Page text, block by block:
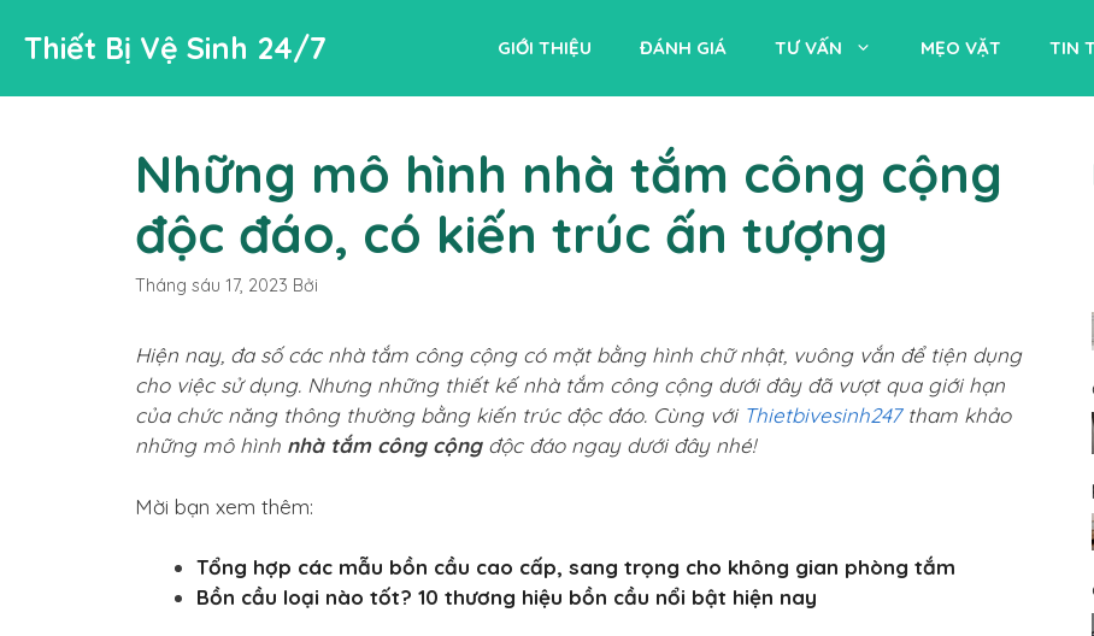
đến
dung
Thiết Bị Vệ Sinh 24/7 GIỚI THIỆU ĐÁNH GIÁ TƯ VẤN MẸO VẶT TIN
Những mô hình nhà tắm công cộng
độc đáo, có kiến trúc ấn tượng
Tháng sáu 17, 2023 Bởi
Hiện nay, đa số các nhà tắm công cộng có mặt bằng hình chữ nhật, vuông vắn để tiện dụng
cho việc sử dụng. Nhưng những thiết kế nhà tắm công cộng dưới đây đã vượt qua giới hạn
của chức năng thông thường bằng kiến trúc độc đáo. Cùng với Thietbivesinh247tham khảo
những mô hình nhà tắm công cộng độc đáo ngay dưới đây nhé!
Mời bạn xem thêm:
Tổng hợp các mẫu bồn cầu cao cấp, sang trọng cho không gian phòng tắm
Bồn cầu loại nào tốt? 10 thương hiệu bồn cầu nổi bật hiện nay